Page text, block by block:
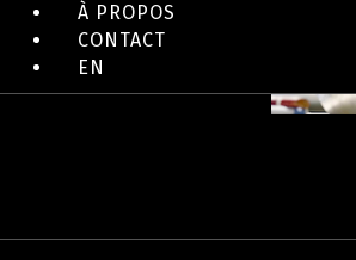
À PROPOS
CONTACT
EN